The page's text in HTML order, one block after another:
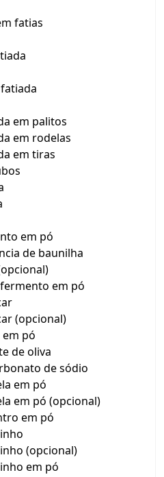
fatias
em palitos
em rodelas
em tiras
em pó
de baunilha
em pó
(opcional)
pó
de oliva
de sódio
em pó
em pó (opcional)
em pó
(opcional)
em pó